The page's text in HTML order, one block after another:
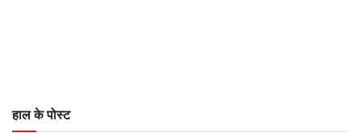
हाल के पोस्ट